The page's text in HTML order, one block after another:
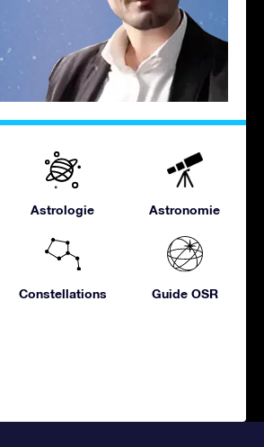
Astrologie Astronomie
Constellations Guide OSR